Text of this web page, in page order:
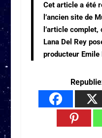
Cet article a été
l’ancien site de
l’article
Lana Del Rey
producteur Emile